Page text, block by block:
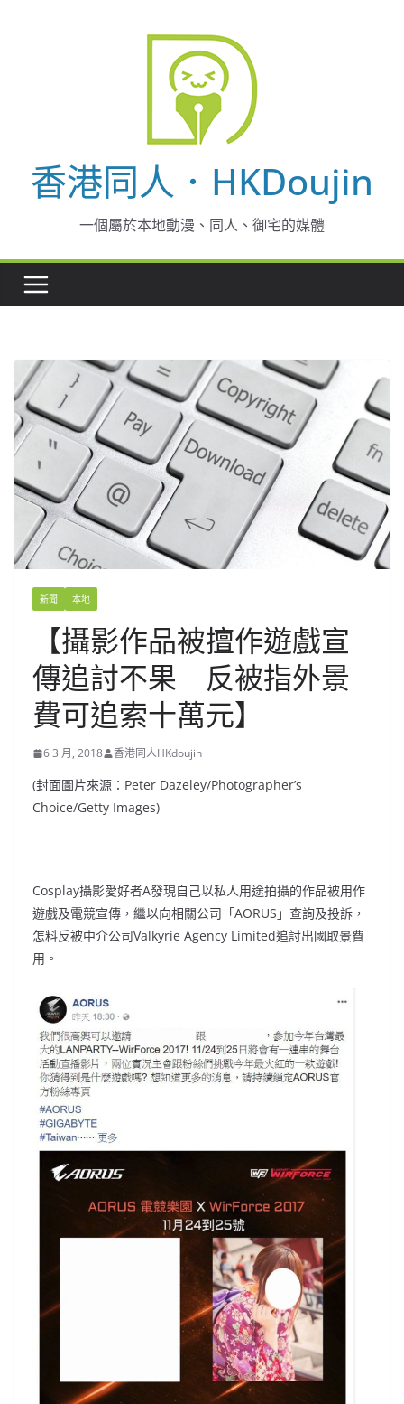
香港同人．HKDoujin
一個屬於本地動漫、同人、御宅的媒體
新聞 本地
【攝影作品被擅作遊戲宣
傳追討不果 反被指外景
費可追索十萬元】
6 3 月, 2018 香港同人HKdoujin
(封面圖片來源：Peter Dazeley/Photographer’s
Choice/Getty Images)
Cosplay攝影愛好者A發現自己以私人用途拍攝的作品被用作
遊戲及電競宣傳，繼以向相關公司「AORUS」查詢及投訴，
怎料反被中介公司Valkyrie Agency Limited追討出國取景費
用。